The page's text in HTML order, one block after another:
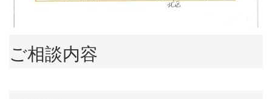
ご相談内容